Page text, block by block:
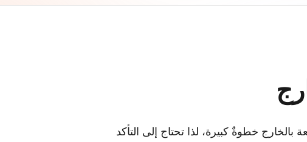
بالخارج خطوةٌ كبيرة، لذا تحتاج إلى التأكد